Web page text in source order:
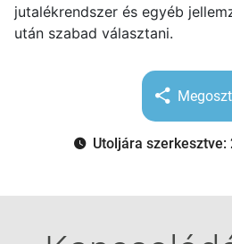
jutalékrendszer és egyéb
után szabad választani.
Utoljára szerkesztve: